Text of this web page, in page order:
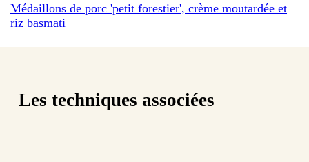
Médaillons de porc 'petit forestier', crème moutardée et
riz basmati
Les techniques associées